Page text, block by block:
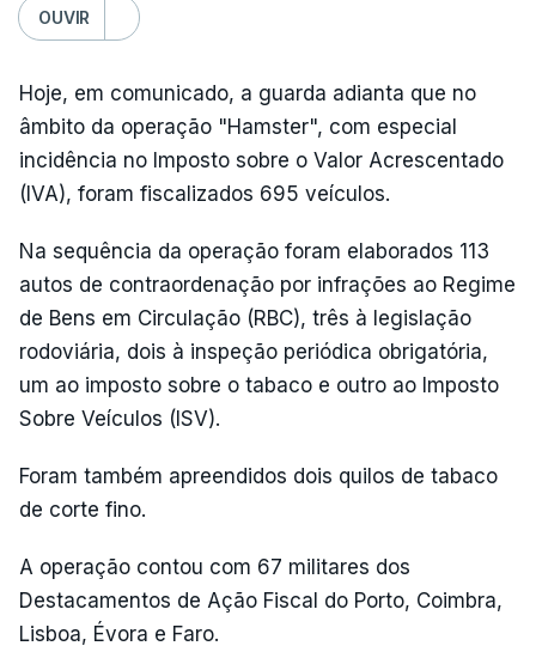
OUVIR
Hoje, em comunicado, a guarda adianta que no
âmbito da operação "Hamster", com especial
incidência no Imposto sobre o Valor Acrescentado
(IVA), foram fiscalizados 695 veículos.
Na sequência da operação foram elaborados 113
autos de contraordenação por infrações ao Regime
de Bens em Circulação (RBC), três à legislação
rodoviária, dois à inspeção periódica obrigatória,
um ao imposto sobre o tabaco e outro ao Imposto
Sobre Veículos (ISV).
Foram também apreendidos dois quilos de tabaco
de corte fino.
A operação contou com 67 militares dos
Destacamentos de Ação Fiscal do Porto, Coimbra,
Lisboa, Évora e Faro.